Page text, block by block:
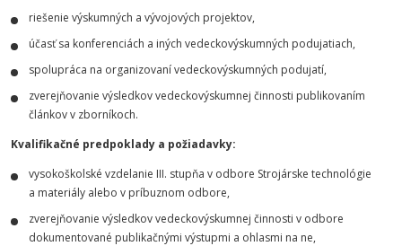
riešenie výskumných a vývojových projektov,
účasť sa konferenciách a iných vedeckovýskumných podujatiach,
spolupráca na organizovaní vedeckovýskumných podujatí,
zverejňovanie výsledkov vedeckovýskumnej činnosti publikovaním
článkov v zborníkoch.
Kvalifikačné predpoklady a požiadavky:
vysokoškolské vzdelanie III. stupňa v odbore Strojárske technológie
a materiály alebo v príbuznom odbore,
zverejňovanie výsledkov vedeckovýskumnej činnosti v odbore
dokumentované publikačnými výstupmi a ohlasmi na ne,